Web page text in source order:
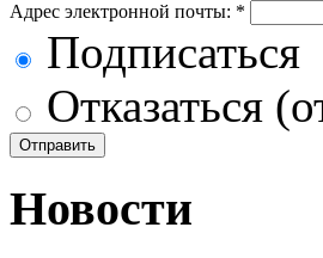
Адрес электронной почты: *
Подписаться
Отказаться
Новости